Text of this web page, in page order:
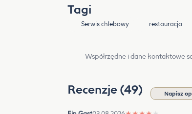
Tagi
Serwis chlebowy restauracja
Współrzędne i dane kontaktowe
Recenzje (49) Napisz